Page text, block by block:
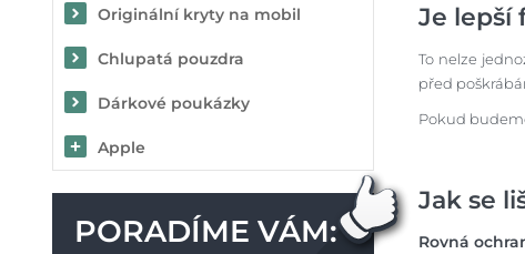
Originální kryty na mobil
Chlupatá pouzdra
Dárkové poukázky
Apple
PORADÍME VÁM:
Je lepší
To nelze
před
Pokud
Jak se
Rovná